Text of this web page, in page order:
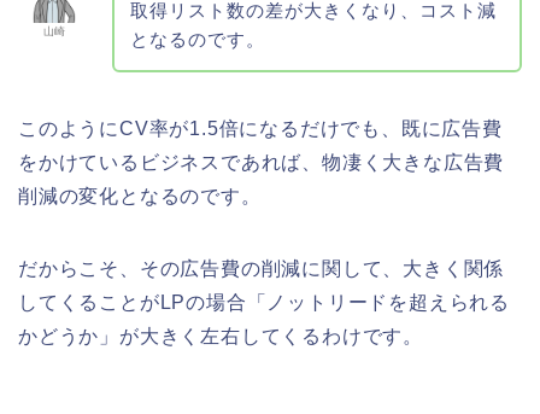
山崎
取得リスト数の差が大きくなり、コスト減
となるのです。
このようにCV率が1.5倍になるだけでも、既に広告費
をかけているビジネスであれば、物凄く大きな広告費
削減の変化となるのです。
だからこそ、その広告費の削減に関して、大きく関係
してくることがLPの場合「ノットリードを超えられる
かどうか」が大きく左右してくるわけです。